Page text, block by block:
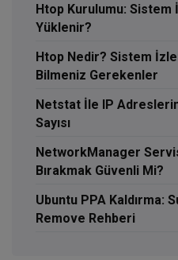
Htop Kurulumu: Sistem
Yüklenir?
Htop Nedir? Sistem
Bilmeniz Gerekenler
Netstat İle IP
Sayısı
NetworkManager
Bırakmak Güvenli Mi?
Ubuntu PPA Kaldırma:
Remove Rehberi